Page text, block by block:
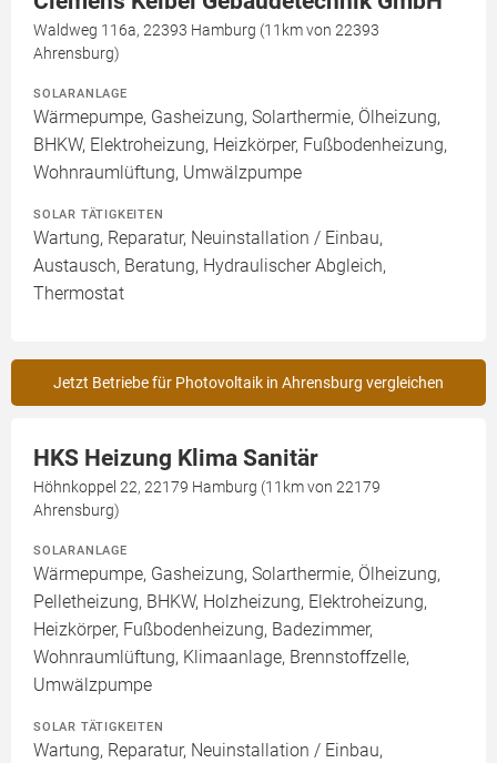
Waldweg 116a, 22393 Hamburg (11km von 22393
Ahrensburg)
SOLARANLAGE
Wärmepumpe, Gasheizung, Solarthermie, Ölheizung,
BHKW, Elektroheizung, Heizkörper, Fußbodenheizung,
Wohnraumlüftung, Umwälzpumpe
SOLAR TÄTIGKEITEN
Wartung, Reparatur, Neuinstallation / Einbau,
Austausch, Beratung, Hydraulischer Abgleich,
Thermostat
Jetzt Betriebe für Photovoltaik in Ahrensburg vergleichen
HKS Heizung Klima Sanitär
Höhnkoppel 22, 22179 Hamburg (11km von 22179
Ahrensburg)
SOLARANLAGE
Wärmepumpe, Gasheizung, Solarthermie, Ölheizung,
Pelletheizung, BHKW, Holzheizung, Elektroheizung,
Heizkörper, Fußbodenheizung, Badezimmer,
Wohnraumlüftung, Klimaanlage, Brennstoffzelle,
Umwälzpumpe
SOLAR TÄTIGKEITEN
Wartung, Reparatur, Neuinstallation / Einbau,